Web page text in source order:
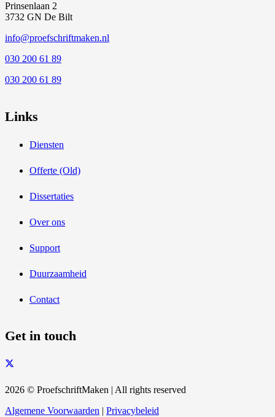
Prinsenlaan 2
3732 GN De Bilt
info@proefschriftmaken.nl
030 200 61 89
030 200 61 89
Links
Diensten
Offerte (Old)
Dissertaties
Over ons
Support
Duurzaamheid
Contact
Get in touch
2026 © ProefschriftMaken | All rights reserved
Algemene Voorwaarden | Privacybeleid